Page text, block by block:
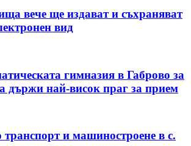
вече ще издават и съхраняват
вид
гимназия в Габрово за
държи най-висок праг за прием
и машиностроене в с.